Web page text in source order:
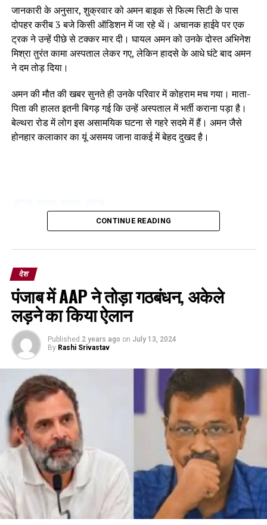
जानकारी के अनुसार, शुक्रवार को अमन बाइक से फिल्म सिटी के पास
दोपहर करीब 3 बजे किसी ऑडिशन में जा रहे थें। अचानक हाईवे पर एक
ट्रक ने उन्हें पीछे से टक्कर मार दी। घायल अमन को उनके दोस्त अभिनेश
मिश्रा तुरंत कामा अस्पताल लेकर गए, लेकिन हादसे के आधे घंटे बाद अमन
ने दम तोड़ दिया।
अमन की मौत की खबर सुनते ही उनके परिवार में कोहराम मच गया। माता-
पिता की हालत इतनी बिगड़ गई कि उन्हें अस्पताल में भर्ती कराना पड़ा है।
बेल्थरा रोड में लोग इस असामयिक घटना से गहरे सदमे में हैं। अमन जैसे
होनहार कलाकार का यूं असमय जाना वाकई में बेहद दुखद है।
Facebook
Twitter
WhatsApp
Share
CONTINUE READING
देश
पंजाब में AAP ने तोड़ा गठबंधन, अकेले
लड़ने का किया ऐलान
Published 2 years ago on July 13, 2024
By Rashi Srivastav